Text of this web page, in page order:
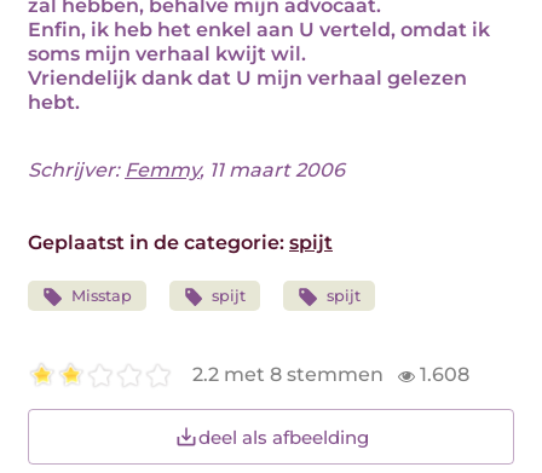
zal hebben, behalve mijn advocaat.
Enfin, ik heb het enkel aan U verteld, omdat ik
soms mijn verhaal kwijt wil.
Vriendelijk dank dat U mijn verhaal gelezen
hebt.
Schrijver: Femmy, 11 maart 2006
Geplaatst in de categorie: spijt
Misstap spijt spijt
2.2 met 8 stemmen 1.608
deel als afbeelding